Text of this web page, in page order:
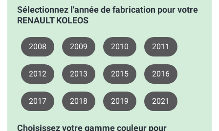
Sélectionnez l'année de fabrication pour votre
RENAULT KOLEOS
2008 2009 2010 2011
2012 2013 2015 2016
2017 2018 2019 2021
Choisissez votre gamme couleur pour